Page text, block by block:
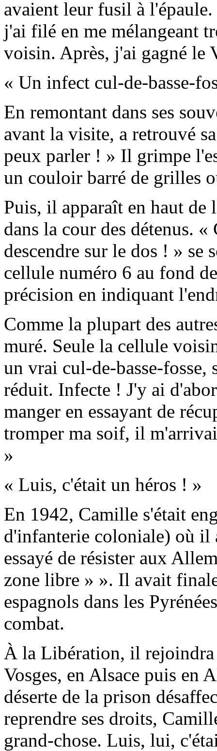
avaient leur fusil à
j'ai filé en me mélangeant
voisin. Après, j'ai gagné le
« Un infect cul-de-basse-
En remontant dans ses
avant la visite, a retrouvé
peux parler ! » Il grimpe
un couloir barré de grilles
Puis, il apparaît en haut de
dans la cour des détenus.
descendre sur le dos ! » se
cellule numéro 6 au fond
précision en indiquant
Comme la plupart des
muré. Seule la cellule
un vrai cul-de-basse-
réduit. Infecte ! J'y ai
manger en essayant de
tromper ma soif, il
»
« Luis, c'était un héros ! »
En 1942, Camille s'était
d'infanterie coloniale) où il
essayé de résister aux
zone libre » ». Il avait
espagnols dans les
combat.
À la Libération, il rejoindra
Vosges, en Alsace puis en
déserte de la prison
reprendre ses droits,
grand-chose. Luis, lui,